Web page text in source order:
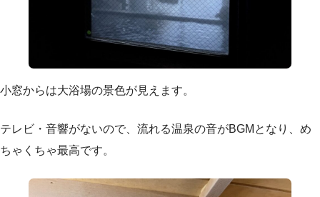
小窓からは大浴場の景色が見えます。
テレビ・音響がないので、流れる温泉の音がBGMとなり、め
ちゃくちゃ最高です。